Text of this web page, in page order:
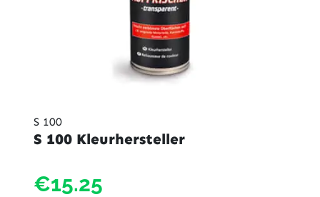
S 100
S 100 Kleurhersteller
€15.25